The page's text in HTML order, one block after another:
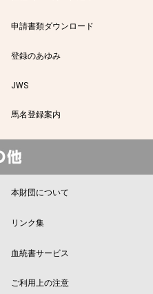
申請書類ダウンロード
登録のあゆみ
JWS
馬名登録案内
本財団について
リンク集
血統書サービス
ご利用上の注意